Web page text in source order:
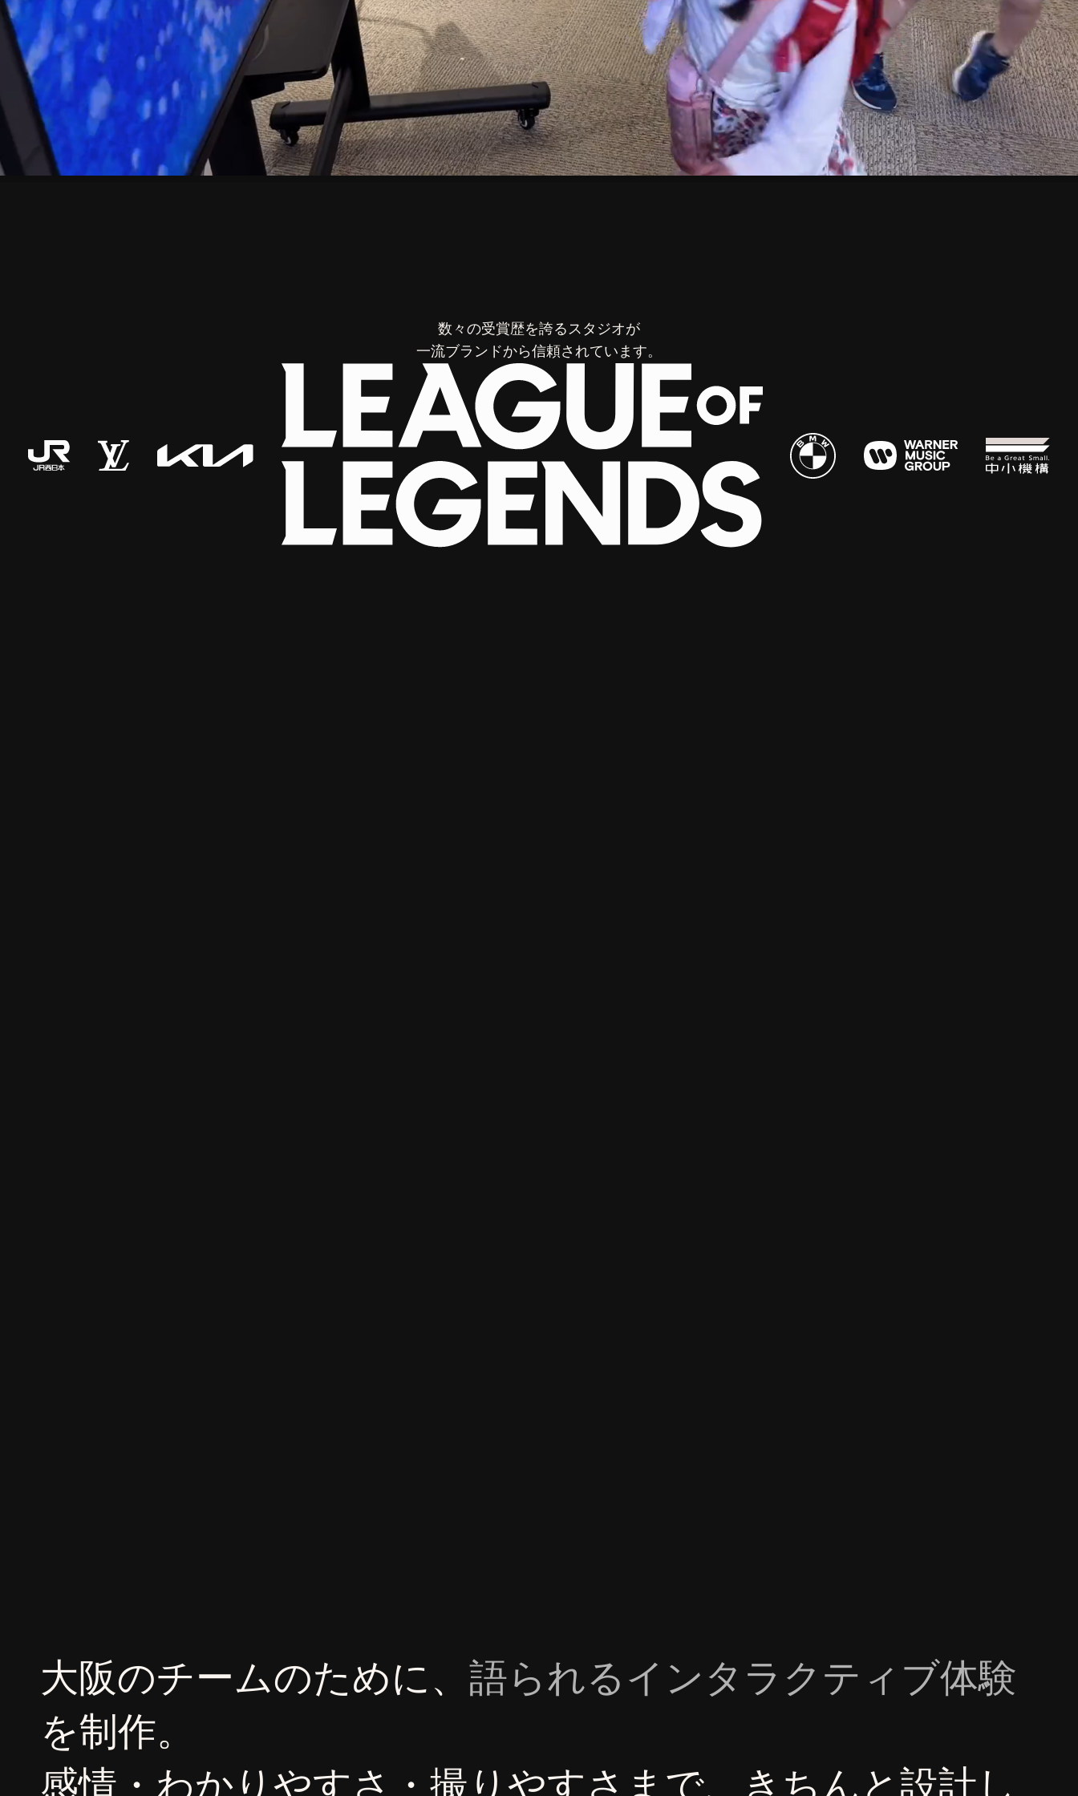
数々の受賞歴を誇るスタジオが
一流ブランドから信頼されています。
大阪のチームのために、 語られるインタラクティブ体験
を制作。
感情・わかりやすさ・撮りやすさまで、きちんと設計し